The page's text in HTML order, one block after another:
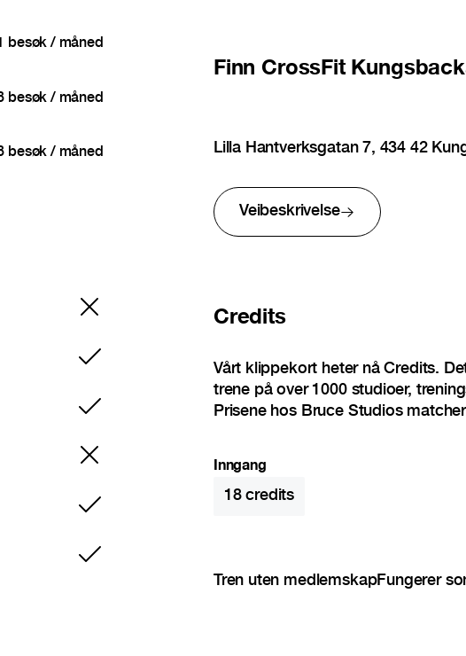
besøk / måned
besøk / måned
besøk / måned
Inkludert
Inkludert
Inkludert
Inkludert
Finn CrossFit
Lilla Hantverksgatan 7, 434 42
Veibeskrivelse
Credits
Vårt klippekort heter nå Credits.
trene på over 1000 studioer,
Prisene hos Bruce Studios
Inngang
18credits
Tren uten medlemskapFungerer